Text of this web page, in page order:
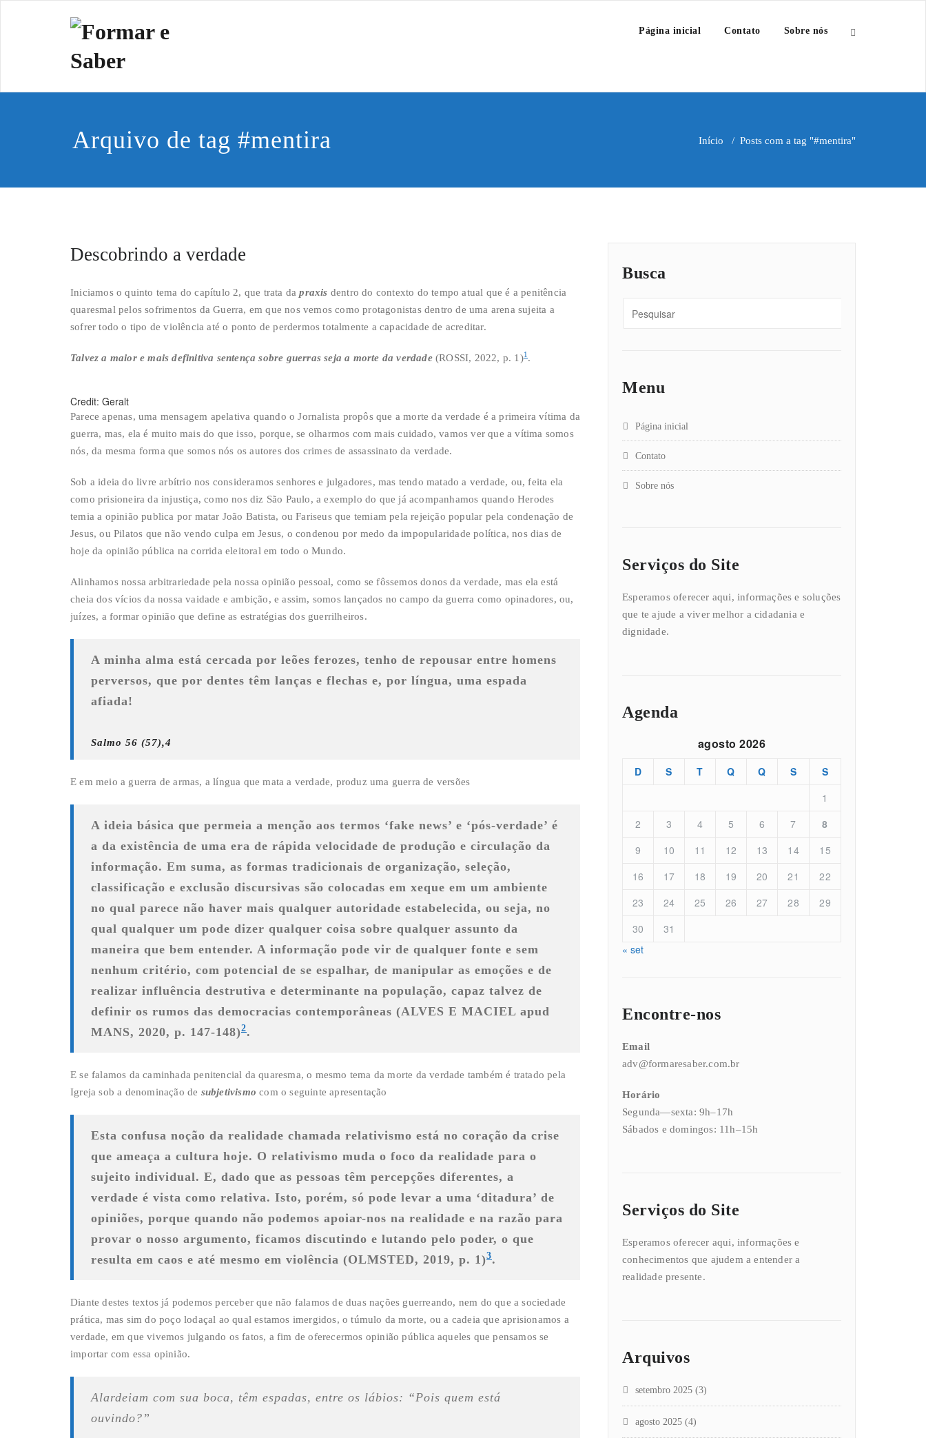
Página inicial Contato Sobre nós
Arquivo de tag #mentira Início / Posts com a tag "#mentira"
Descobrindo a verdade
Iniciamos o quinto tema do capítulo 2, que trata dapraxis dentro do contexto do tempo atual que é a penitência
quaresmal pelos sofrimentos da Guerra, em que nos vemos como protagonistas dentro de uma arena sujeita a
sofrer todo o tipo de violência até o ponto de perdermos totalmente a capacidade de acreditar.
Talvez a maior e mais definitiva sentença sobre guerras seja a morte da verdade (ROSSI, 2022, p. 1)1 .
Credit: Geralt
Parece apenas, uma mensagem apelativa quando o Jornalista propôs que a morte da verdade é a primeira vítima da
guerra, mas, ela é muito mais do que isso, porque, se olharmos com mais cuidado, vamos ver que a vítima somos
nós, da mesma forma que somos nós os autores dos crimes de assassinato da verdade.
Sob a ideia do livre arbítrio nos consideramos senhores e julgadores, mas tendo matado a verdade, ou, feita ela
como prisioneira da injustiça, como nos diz São Paulo, a exemplo do que já acompanhamos quando Herodes
temia a opinião publica por matar João Batista, ou Fariseus que temiam pela rejeição popular pela condenação de
Jesus, ou Pilatos que não vendo culpa em Jesus, o condenou por medo da impopularidade política, nos dias de
hoje da opinião pública na corrida eleitoral em todo o Mundo.
Alinhamos nossa arbitrariedade pela nossa opinião pessoal, como se fôssemos donos da verdade, mas ela está
cheia dos vícios da nossa vaidade e ambição, e assim, somos lançados no campo da guerra como opinadores, ou,
juízes, a formar opinião que define as estratégias dos guerrilheiros.
A minha alma está cercada por leões ferozes, tenho de repousar entre homens
perversos, que por dentes têm lanças e flechas e, por língua, uma espada
afiada!
Salmo 56 (57),4
E em meio a guerra de armas, a língua que mata a verdade, produz uma guerra de versões
A ideia básica que permeia a menção aos termos ‘fake news’ e ‘pós-verdade’ é
a da existência de uma era de rápida velocidade de produção e circulação da
informação. Em suma, as formas tradicionais de organização, seleção,
classificação e exclusão discursivas são colocadas em xeque em um ambiente
no qual parece não haver mais qualquer autoridade estabelecida, ou seja, no
qual qualquer um pode dizer qualquer coisa sobre qualquer assunto da
maneira que bem entender. A informação pode vir de qualquer fonte e sem
nenhum critério, com potencial de se espalhar, de manipular as emoções e de
realizar influência destrutiva e determinante na população, capaz talvez de
definir os rumos das democracias contemporâneas (ALVES E MACIEL apud
MANS, 2020, p. 147-148)2.
E se falamos da caminhada penitencial da quaresma, o mesmo tema da morte da verdade também é tratado pela
Igreja sob a denominação de subjetivismocom o seguinte apresentação
Esta confusa noção da realidade chamada relativismo está no coração da crise
que ameaça a cultura hoje. O relativismo muda o foco da realidade para o
sujeito individual. E, dado que as pessoas têm percepções diferentes, a
verdade é vista como relativa. Isto, porém, só pode levar a uma ‘ditadura’ de
opiniões, porque quando não podemos apoiar-nos na realidade e na razão para
provar o nosso argumento, ficamos discutindo e lutando pelo poder, o que
resulta em caos e até mesmo em violência (OLMSTED, 2019, p. 1)3.
Diante destes textos já podemos perceber que não falamos de duas nações guerreando, nem do que a sociedade
prática, mas sim do poço lodaçal ao qual estamos imergidos, o túmulo da morte, ou a cadeia que aprisionamos a
verdade, em que vivemos julgando os fatos, a fim de oferecermos opinião pública aqueles que pensamos se
importar com essa opinião.
Alardeiam com sua boca, têm espadas, entre os lábios: “Pois quem está
ouvindo?”
Busca
Menu
Página inicial
Contato
Sobre nós
Serviços do Site
Esperamos oferecer aqui, informações e soluções
que te ajude a viver melhor a cidadania e
dignidade.
Agenda
agosto 2026
D S T Q Q S
S
1
2
3 4 5 6 7
8
9
10 11 12 13 14
15
16
17 18 19 20 21
22
23
24 25 26 27 28
29
30
31
« set
Encontre-nos
Email
adv@formaresaber.com.br
Horário
Segunda—sexta: 9h–17h
Sábados e domingos: 11h–15h
Serviços do Site
Esperamos oferecer aqui, informações e
conhecimentos que ajudem a entender a
realidade presente.
Arquivos
setembro 2025 (3)
agosto 2025 (4)